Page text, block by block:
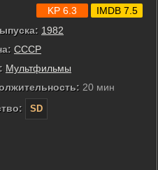
1982
СССР
Мультфильмы
20 мин
SD
KP 6.3 IMDB 7.5